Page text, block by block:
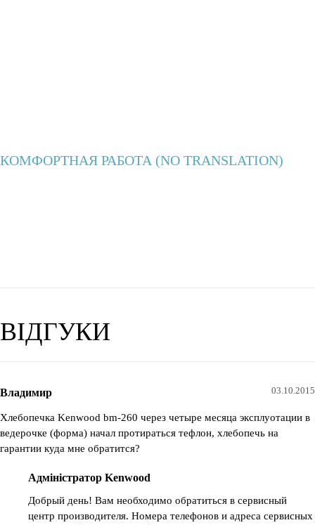
КОМФОРТНАЯ РАБОТА (NO TRANSLATION)
ВІДГУКИ
Владимир 03.10.2015
Хлебопечка Kenwood bm-260 через четыре месяца эксплуотации в
ведерочке (форма) начал протираться тефлон, хлебопечь на
гарантии куда мне обратится?
Адміністратор Kenwood
Добрый день! Вам необходимо обратиться в сервисный
центр производителя. Номера телефонов и адреса сервисных